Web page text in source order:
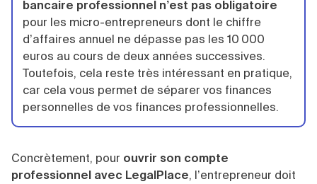
bancaire professionnel n’est pas obligatoire
pour les micro-entrepreneurs dont le chiffre
d’affaires annuel ne dépasse pas les 10 000
euros au cours de deux années successives.
Toutefois, cela reste très intéressant en pratique,
car cela vous permet de séparer vos finances
personnelles de vos finances professionnelles.
Concrètement, pour ouvrir son compte
professionnel avec LegalPlace, l’entrepreneur doit